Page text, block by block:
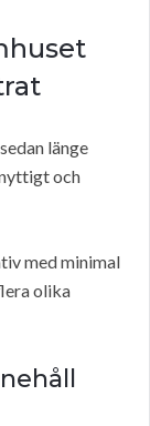
länge
och
med minimal
olika